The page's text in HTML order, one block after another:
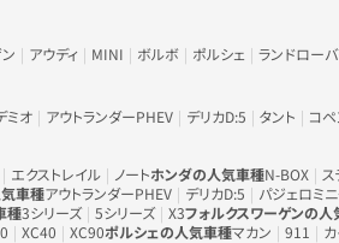
アウディ MINI ボルボ ポルシェ ランドロー
ミオ アウトランダーPHEV デリカD:5 タント コペ
エクストレイル ノートホンダの人気車種N-BOX
車種アウトランダーPHEV デリカD:5 パジェロミニ
種3シリーズ 5シリーズ X3フォルクスワーゲンの
XC40 XC90ポルシェの人気車種マカン 911